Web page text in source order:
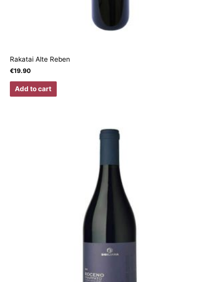
Rakatai Alte Reben
€19.90
Add to cart